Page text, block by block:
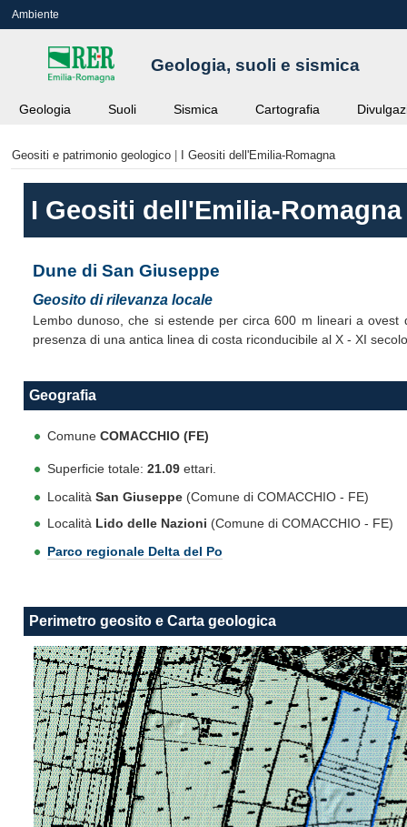
Ambiente
Geologia, suoli e sismica
Geologia Suoli Sismica Cartografia
Geositi e patrimonio geologico I Geositi dell'Emilia-Romagna
I Geositi dell'Emilia-Romagna
Dune di San Giuseppe
Geosito di rilevanza locale
Lembo dunoso, che si estende per circa 600 m lineari a
presenza di una antica linea di costa riconducibile al X - XI
Geografia
Comune COMACCHIO (FE)
Superficie totale: 21.09ettari.
Località San Giuseppe(Comune di COMACCHIO - FE)
Località Lido delle Nazioni (Comune di COMACCHIO - FE)
Parco regionale Delta del Po
Perimetro geosito e Carta geologica